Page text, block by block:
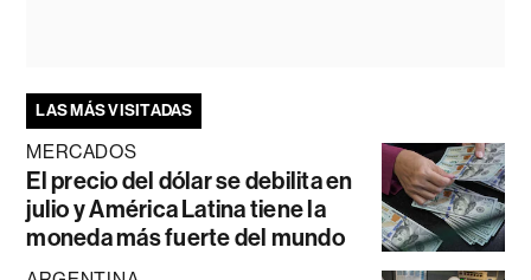
LAS MÁS VISITADAS
MERCADOS
El precio del dólar se debilita en
julio y América Latina tiene la
moneda más fuerte del mundo